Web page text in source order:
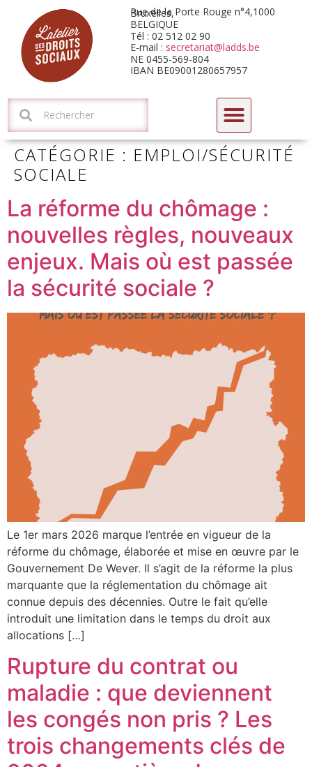
Rue de la Porte Rouge n°4,1000 Bruxelles,
BELGIQUE
Tél : 02 512 02 90
E-mail : secretariat@ladds.be
NE 0455-569-804
IBAN BE09001280657957
CATÉGORIE : EMPLOI/SÉCURITÉ
SOCIALE
La réforme du chômage :
nouvelles règles, nouveaux
enjeux. Mais où est passée
la sécurité sociale ?
Le 1er mars 2026 marque l’entrée en vigueur de la
réforme du chômage, élaborée et mise en œuvre par le
Gouvernement De Wever. Il s’agit de la réforme la plus
marquante que la réglementation du chômage ait
connue depuis des décennies. Outre le fait qu’elle
introduit une limitation dans le temps du droit aux
allocations […]
Rupture du contrat ou
maladie : que deviennent
les congés non pris ? Les
trois changements clés de